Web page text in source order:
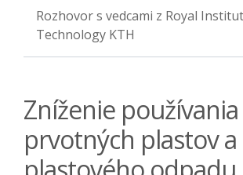
Rozhovor s vedcami z Royal
Technology KTH
Zníženie používania
prvotných plastov a